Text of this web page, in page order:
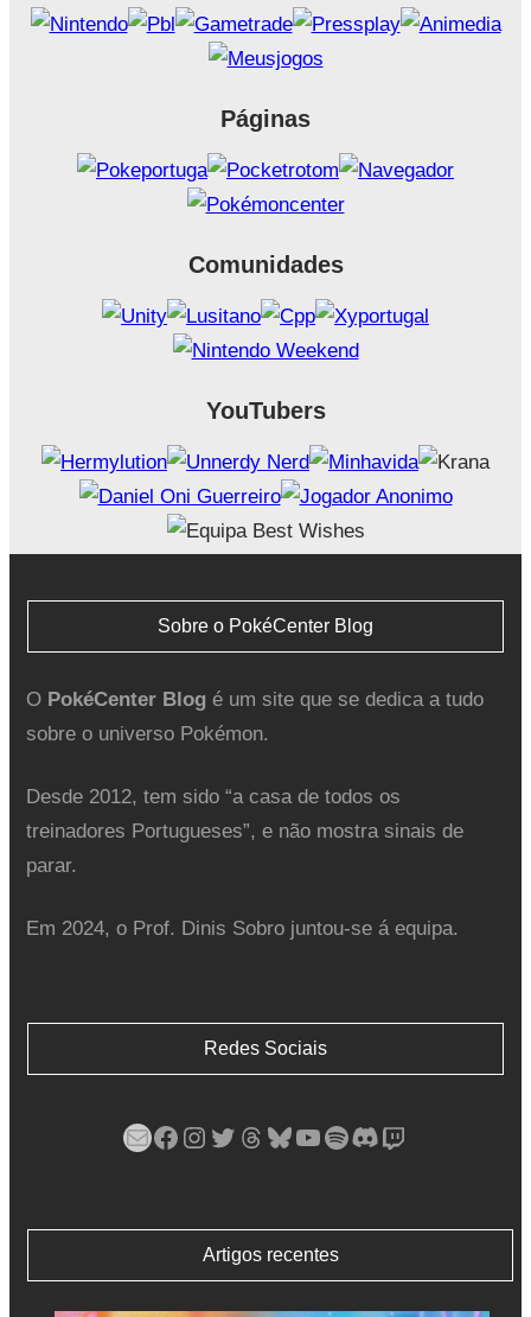
Páginas
Comunidades
YouTubers
Sobre o PokéCenter Blog
O PokéCenter Blogé um site que se dedica a tudo
sobre o universo Pokémon.
Desde 2012, tem sido “a casa de todos os
treinadores Portugueses”, e não mostra sinais de
parar.
Em 2024, o Prof. Dinis Sobro juntou-se á equipa.
Redes Sociais
Mail Facebook Instagram Twitter Threads Bluesky YouTube Spotify Discord Twitch
Artigos recentes